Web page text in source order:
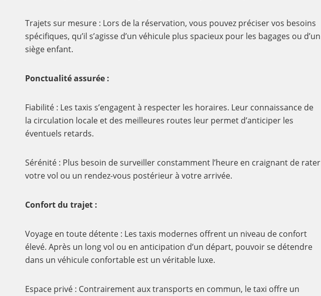
Trajets sur mesure : Lors de la réservation, vous pouvez préciser vos besoins
spécifiques, qu’il s’agisse d’un véhicule plus spacieux pour les bagages ou d’un
siège enfant.
Ponctualité assurée :
Fiabilité : Les taxis s’engagent à respecter les horaires. Leur connaissance de
la circulation locale et des meilleures routes leur permet d’anticiper les
éventuels retards.
Sérénité : Plus besoin de surveiller constamment l’heure en craignant de rater
votre vol ou un rendez-vous postérieur à votre arrivée.
Confort du trajet :
Voyage en toute détente : Les taxis modernes offrent un niveau de confort
élevé. Après un long vol ou en anticipation d’un départ, pouvoir se détendre
dans un véhicule confortable est un véritable luxe.
Espace privé : Contrairement aux transports en commun, le taxi offre un